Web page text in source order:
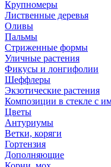
Крупномеры
Лиственные деревья
Оливы
Пальмы
Стриженные формы
Уличные растения
Фикусы и лонгифолии
Шеффлеры
Экзотические растения
Композиции в стекле с
Цветы
Антуриумы
Ветки, коряги
Гортензия
Дополняющие